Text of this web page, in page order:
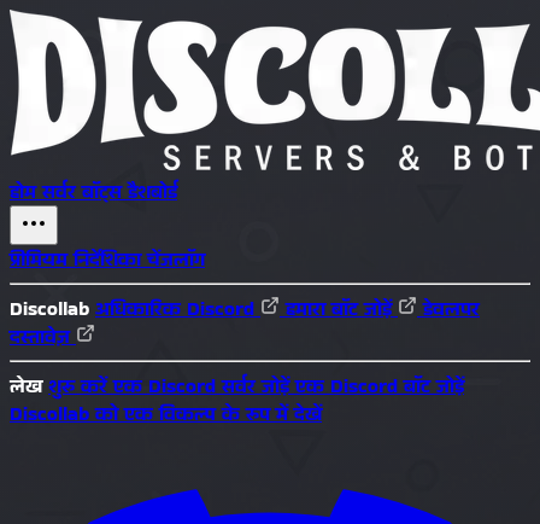
होमसर्वरबॉट्सडैशबोर्ड
प्रीमियमनिर्देशिकाचेंजलॉग
Discollab अधिकारिक Discord हमारा बॉट जोड़ें
डेवलपर
दस्तावेज़
लेखशुरू करेंएक Discord सर्वर जोड़ेंएक Discord बॉट जोड़ें
Discollab को एक विकल्प के रूप में देखें